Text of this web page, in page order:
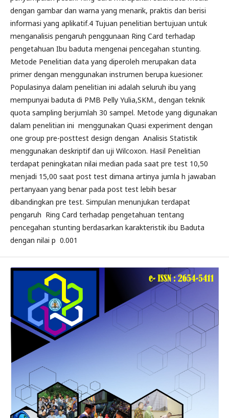
dengan gambar dan warna yang menarik, praktis dan berisi
informasi yang aplikatif.4 Tujuan penelitian bertujuan untuk
menganalisis pengaruh penggunaan Ring Card terhadap
pengetahuan Ibu baduta mengenai pencegahan stunting.
Metode Penelitian data yang diperoleh merupakan data
primer dengan menggunakan instrumen berupa kuesioner.
Populasinya dalam penelitian ini adalah seluruh ibu yang
mempunyai baduta di PMB Pelly Yulia,SKM., dengan teknik
quota sampling berjumlah 30 sampel. Metode yang digunakan
dalam penelitian ini menggunakan Quasi experiment dengan
one group pre-posttest design dengan Analisis Statistik
menggunakan deskriptif dan uji Wilcoxon. Hasil Penelitian
terdapat peningkatan nilai median pada saat pre test 10,50
menjadi 15,00 saat post test dimana artinya jumla h jawaban
pertanyaan yang benar pada post test lebih besar
dibandingkan pre test. Simpulan menunjukan terdapat
pengaruh Ring Card terhadap pengetahuan tentang
pencegahan stunting berdasarkan karakteristik ibu Baduta
dengan nilai p 0.001